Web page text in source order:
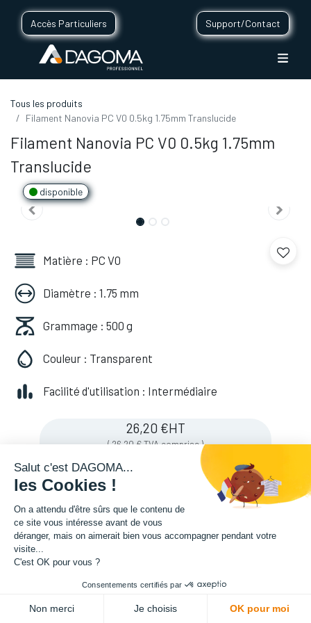
Accès Particuliers Support/Contact
Tous les produits
Filament Nanovia PC V0 0.5kg 1.75mm Translucide
Filament Nanovia PC V0 0.5kg 1.75mm
Translucide
disponible
Matière : PC V0
Diamètre : 1.75 mm
Grammage : 500 g
Couleur : Transparent
Facilité d'utilisation : Intermédiaire
26,20 €HT
(26,20€TVA comprise)
Salut c'est DAGOMA...
les Cookies !
On a attendu d'être sûrs que le contenu de
ce site vous intéresse avant de vous
déranger, mais on aimerait bien vous accompagner pendant votre
visite...
C'est OK pour vous ?
Consentements certifiés par
Non merci Je choisis OK pour moi